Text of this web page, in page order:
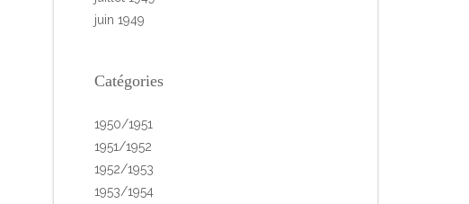
juin 1949
Catégories
1950/1951
1951/1952
1952/1953
1953/1954